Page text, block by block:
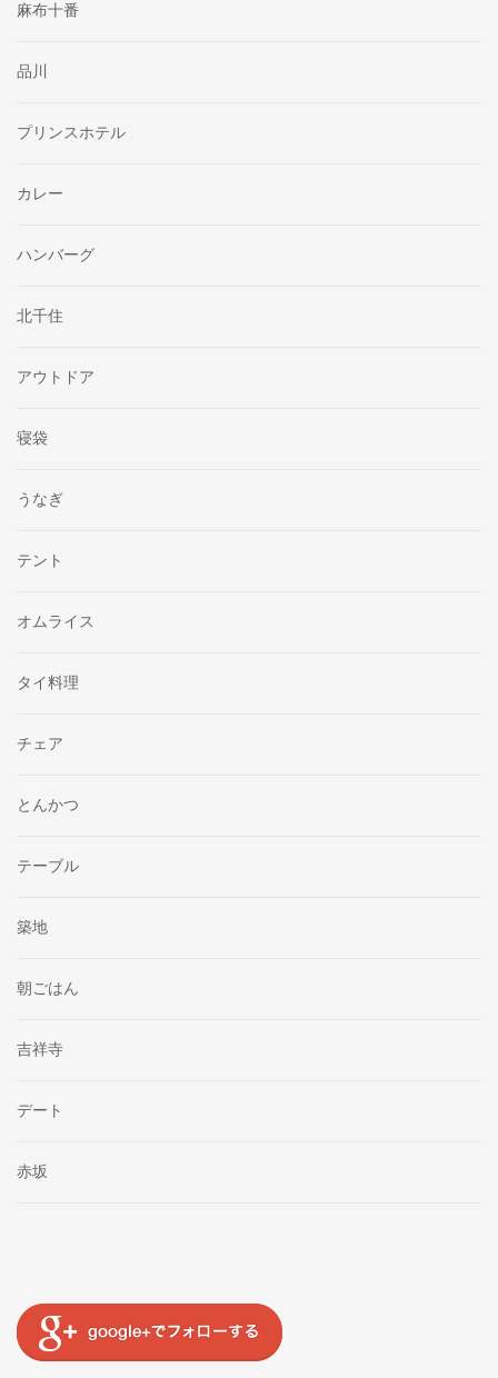
麻布十番
品川
プリンスホテル
カレー
ハンバーグ
北千住
アウトドア
寝袋
うなぎ
テント
オムライス
タイ料理
チェア
とんかつ
テーブル
築地
朝ごはん
吉祥寺
デート
赤坂